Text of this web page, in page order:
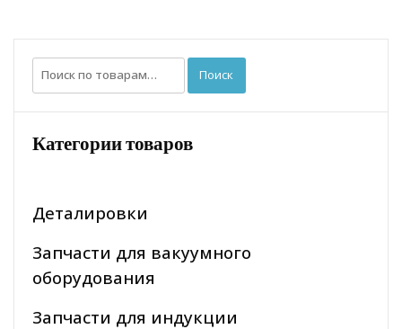
Искать: Поиск
Категории товаров
Деталировки
Запчасти для вакуумного
оборудования
Запчасти для индукции